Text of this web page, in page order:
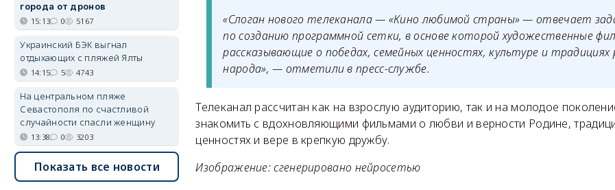
«Слоган нового телеканала — «Кино любимой страны» — отвечает
по созданию программной сетки, в основе которой художественные
рассказывающие о победах, семейных ценностях, культуре и традициях
народа», — отметили в пресс-службе.
Телеканал рассчитан как на взрослую аудиторию, так и на молодое
знакомить с вдохновляющими фильмами о любви и верности Родине,
ценностях и вере в крепкую дружбу.
Изображение: сгенерировано нейросетью
города от дронов
15:13 0 5167
Украинский БЭК выгнал
отдыхающих с пляжей Ялты
14:15 5 4743
На центральном пляже
Севастополя по счастливой
случайности спасли женщину
13:38 0 3203
Показать все новости